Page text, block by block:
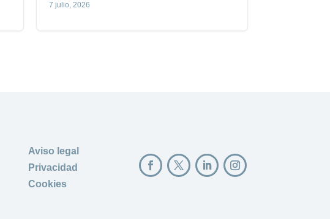
7 julio, 2026
Aviso legal
Privacidad
Cookies